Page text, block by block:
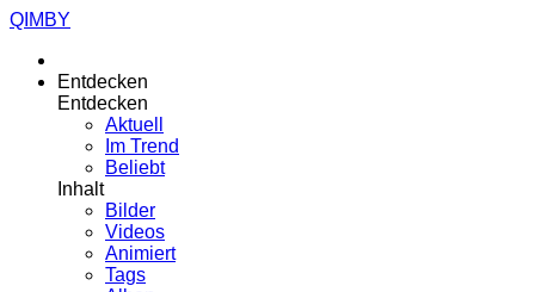
QIMBY
Entdecken
Entdecken
Aktuell
Im Trend
Beliebt
Inhalt
Bilder
Videos
Animiert
Tags